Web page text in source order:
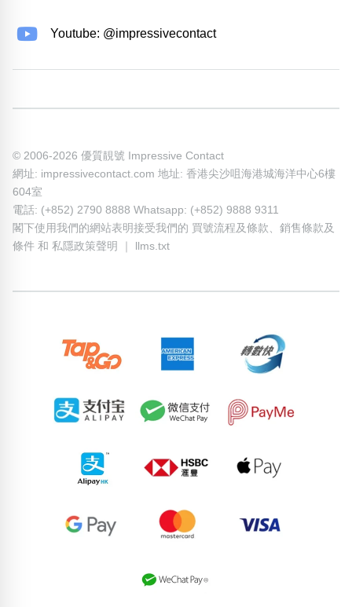
Youtube: @impressivecontact
© 2006-2026 優質靚號 Impressive Contact
網址: impressivecontact.com 地址: 香港尖沙咀海港城海洋中心6樓
604室
電話: (+852) 2790 8888 Whatsapp: (+852) 9888 9311
閣下使用我們的網站表明接受我們的 買號流程及條款、 銷售條款及
條件 和 私隱政策聲明 llms.txt